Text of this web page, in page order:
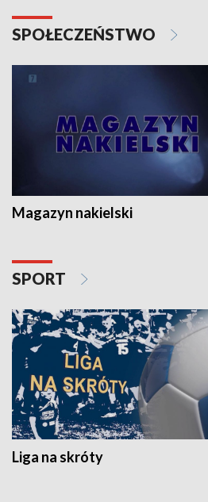
SPOŁECZEŃSTWO
Magazyn nakielski
SPORT
Liga na skróty